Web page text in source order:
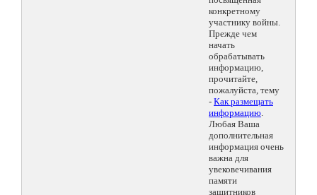
конкретному
участнику войны.
Прежде чем
начать
обрабатывать
информацию,
прочитайте,
пожалуйста, тему
- Как размещать
информацию.
Любая Ваша
дополнительная
информация очень
важна для
увековечивания
памяти
защитников